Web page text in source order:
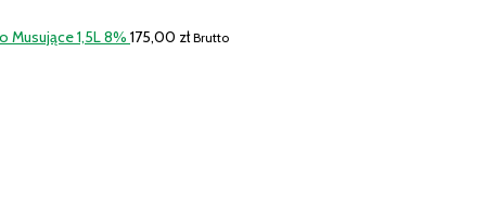
Musujące 1,5L 8% 175,00 zł Brutto